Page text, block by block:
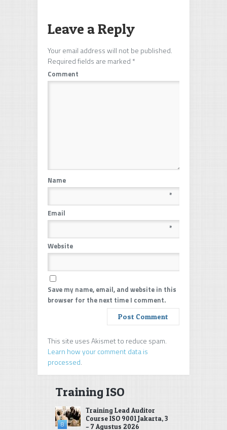
Leave a Reply
Your email address will not be published.
Required fields are marked *
Comment
Name
*
Email
*
Website
Save my name, email, and website in this
browser for the next time I comment.
This site uses Akismet to reduce spam.
Learn how your comment data is
processed.
Training ISO
8
Training Lead Auditor
Course ISO 9001 Jakarta, 3
– 7 Agustus 2026